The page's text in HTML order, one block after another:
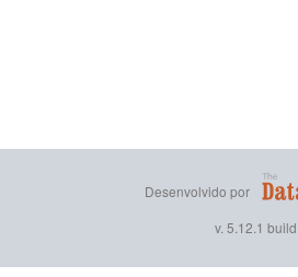
Desenvolvido por
v. 5.12.1